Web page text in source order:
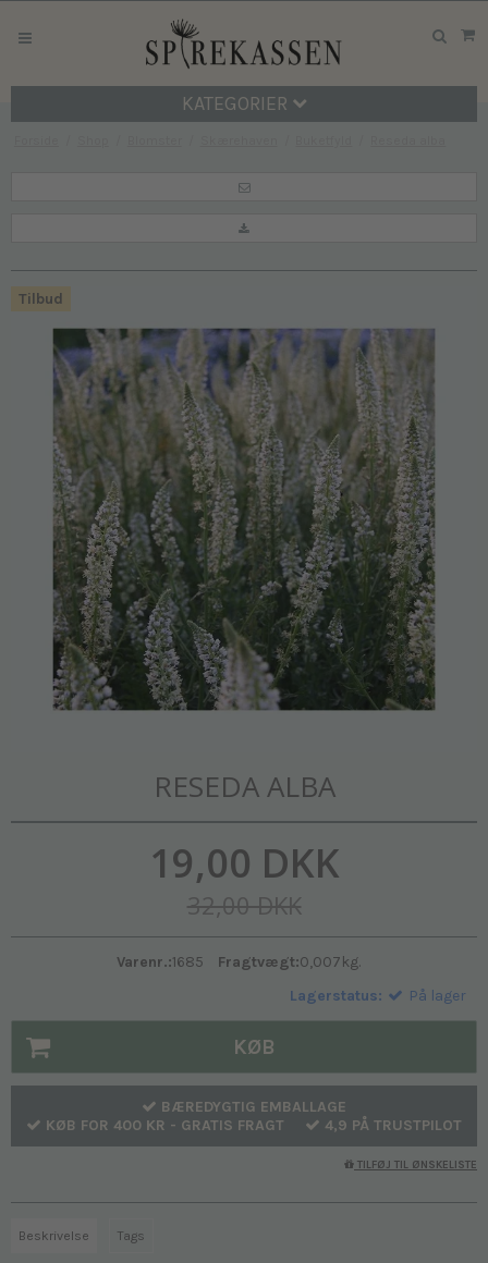
KATEGORIER
Tilbud
RESEDA ALBA
19,00 DKK
32,00 DKK
Varenr.:1685 Fragtvægt:0,007kg.
Lagerstatus:
På lager
KØB
BÆREDYGTIG EMBALLAGE
KØB FOR 400 KR - GRATIS FRAGT
4,9 PÅ TRUSTPILOT
TILFØJ TIL ØNSKELISTE
Beskrivelse Tags